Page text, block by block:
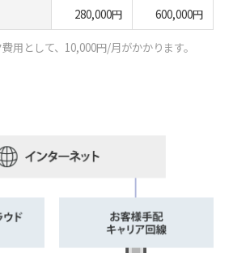
280,000円 600,000円
用として、10,000円/月がかかります。